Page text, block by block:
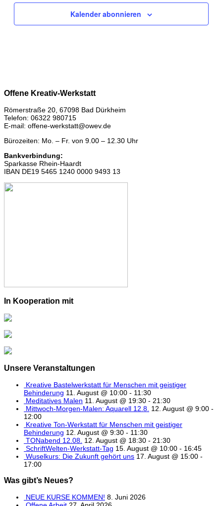
Kalender abonnieren
Offene Kreativ-Werkstatt
Römerstraße 20, 67098 Bad Dürkheim
Telefon: 06322 980715
E-mail: offene-werkstatt@owev.de
Bürozeiten: Mo. – Fr. von 9.00 – 12.30 Uhr
Bankverbindung:
Sparkasse Rhein-Haardt
IBAN DE19 5465 1240 0000 9493 13
In Kooperation mit
Unsere Veranstaltungen
Kreative Bastelwerkstatt für Menschen mit geistiger
Behinderung 11. August @ 10:00 - 11:30
Meditatives Malen 11. August @ 19:30 - 21:30
Mittwoch-Morgen-Malen: Aquarell 12.8. 12. August @ 9:00 -
12:00
Kreative Ton-Werkstatt für Menschen mit geistiger
Behinderung 12. August @ 9:30 - 11:30
TONabend 12.08. 12. August @ 18:30 - 21:30
SchriftWelten-Werkstatt-Tag 15. August @ 10:00 - 16:45
Wuselkurs: Die Zukunft gehört uns 17. August @ 15:00 -
17:00
Was gibt’s Neues?
NEUE KURSE KOMMEN! 8. Juni 2026